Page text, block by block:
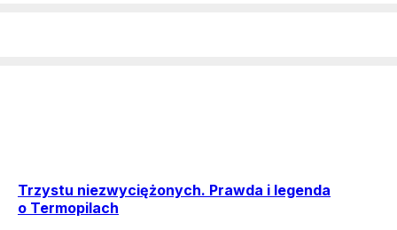
Trzystu niezwyciężonych. Prawda i legenda
o Termopilach